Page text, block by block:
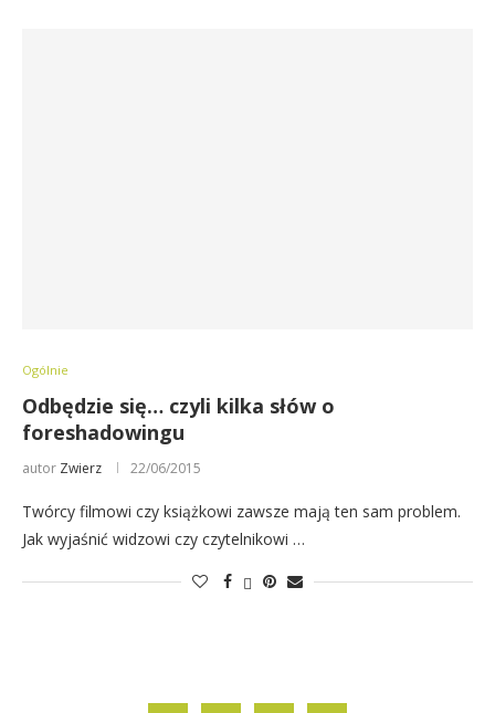
Ogólnie
Odbędzie się… czyli kilka słów o
foreshadowingu
autor Zwierz 22/06/2015
Twórcy filmowi czy książkowi zawsze mają ten sam problem.
Jak wyjaśnić widzowi czy czytelnikowi …